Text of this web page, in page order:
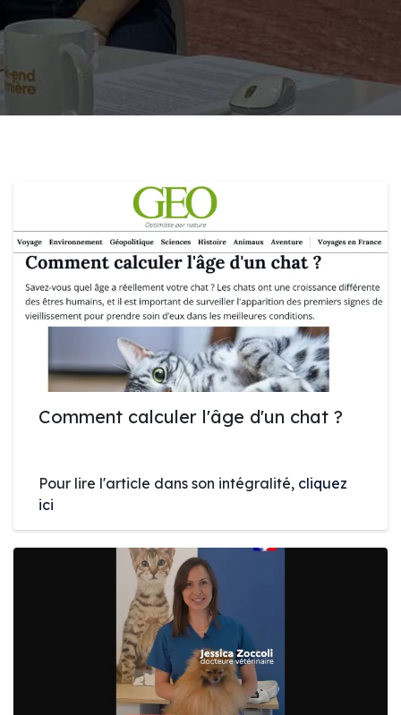
Comment calculer l'âge d'un chat ?
Pour lire l'article dans son intégralité, cliquez
ici